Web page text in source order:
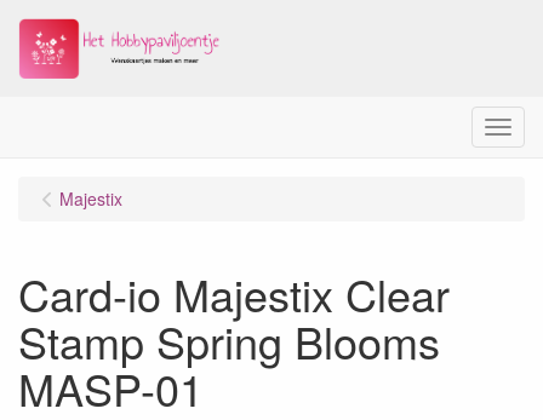
Menu
Majestix
Card-io Majestix Clear
Stamp Spring Blooms
MASP-01